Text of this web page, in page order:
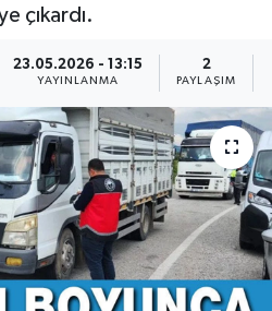
çıkardı.
23.05.2026 - 13:15
YAYINLANMA
2
PAYLAŞIM